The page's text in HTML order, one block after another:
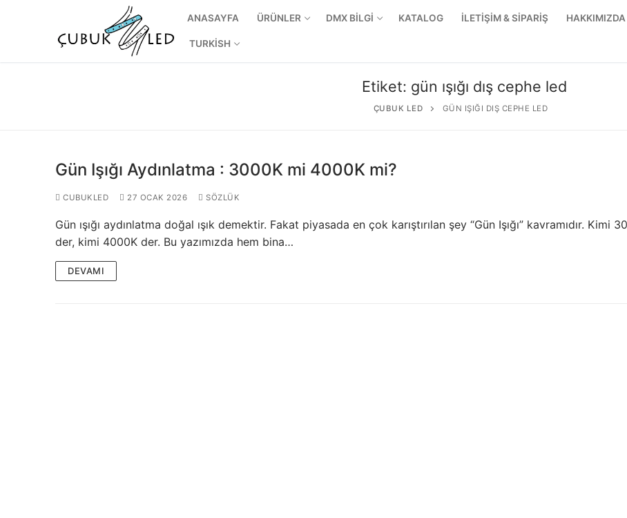
ANASAYFA ÜRÜNLER DMX BİLGİ KATALOG İLETİŞİM & SİPARİŞ HAKKIMIZDA
TURKISH
Arama:
ANASAYFA
Etiket: gün ışığı dış cephe led
ÇUBUK LED GÜN IŞIĞI DIŞ CEPHE LED
Gün Işığı Aydınlatma : 3000K mi 4000K mi?
CUBUKLED 27 OCAK 2026 SÖZLÜK
Gün ışığı aydınlatma doğal ışık demektir. Fakat piyasada en çok karıştırılan şey “Gün Işığı” kavramıdır. Kimi
der, kimi 4000K der. Bu yazımızda hem bina…
DEVAMI